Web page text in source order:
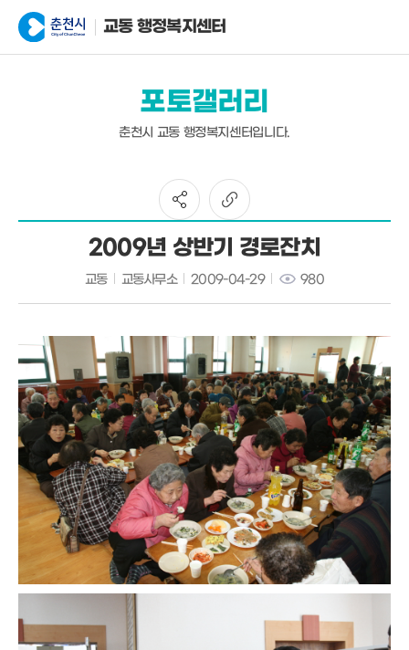
교동 행정복지센터
포토갤러리
춘천시 교동 행정복지센터입니다.
2009년 상반기 경로잔치
교동 교동사무소 2009-04-29 980